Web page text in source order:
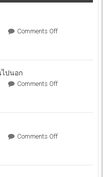
Comments Offon
ปนอก
Comments Offon
ก่อน
Comments Offon